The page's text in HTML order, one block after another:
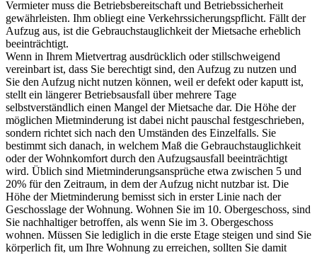
Vermieter muss die Betriebsbereitschaft und Betriebssicherheit
gewährleisten. Ihm obliegt eine Verkehrssicherungspflicht. Fällt der
Aufzug aus, ist die Gebrauchstauglichkeit der Mietsache erheblich
beeinträchtigt.
Wenn in Ihrem Mietvertrag ausdrücklich oder stillschweigend
vereinbart ist, dass Sie berechtigt sind, den Aufzug zu nutzen und
Sie den Aufzug nicht nutzen können, weil er defekt oder kaputt ist,
stellt ein längerer Betriebsausfall über mehrere Tage
selbstverständlich einen Mangel der Mietsache dar. Die Höhe der
möglichen Mietminderung ist dabei nicht pauschal festgeschrieben,
sondern richtet sich nach den Umständen des Einzelfalls. Sie
bestimmt sich danach, in welchem Maß die Gebrauchstauglichkeit
oder der Wohnkomfort durch den Aufzugsausfall beeinträchtigt
wird. Üblich sind Mietminderungsansprüche etwa zwischen 5 und
20% für den Zeitraum, in dem der Aufzug nicht nutzbar ist. Die
Höhe der Mietminderung bemisst sich in erster Linie nach der
Geschosslage der Wohnung. Wohnen Sie im 10. Obergeschoss, sind
Sie nachhaltiger betroffen, als wenn Sie im 3. Obergeschoss
wohnen. Müssen Sie lediglich in die erste Etage steigen und sind Sie
körperlich fit, um Ihre Wohnung zu erreichen, sollten Sie damit